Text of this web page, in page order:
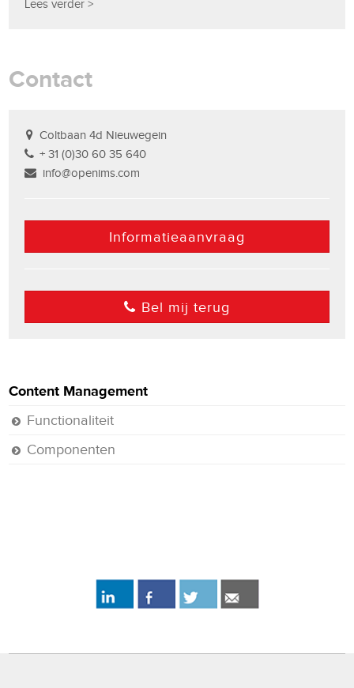
Lees verder >
Contact
Coltbaan 4d Nieuwegein
+ 31 (0)30 60 35 640
info@openims.com
Informatieaanvraag
Bel mij terug
Content Management
Functionaliteit
Componenten